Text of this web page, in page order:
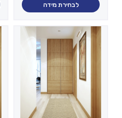
לבחירת מידה